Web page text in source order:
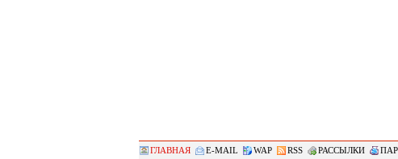
ГЛАВНАЯ E-MAIL WAP RSS РАССЫЛКИ